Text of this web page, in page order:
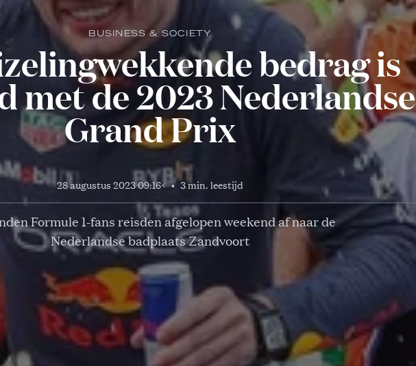
BUSINESS & SOCIETY
bedrag is
met de 2023 Nederlandse
Grand Prix
28 augustus 2023 09:16< • 3 min. leestijd
Formule 1-fans reisden afgelopen weekend af naar de
Nederlandse badplaats Zandvoort